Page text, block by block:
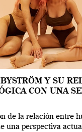
Y SU
CON UNA
de la relación entre
una perspectiva